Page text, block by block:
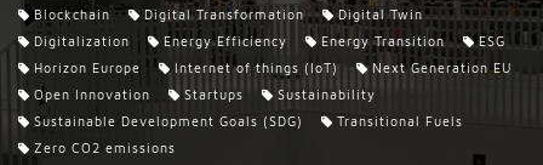
Blockchain
Digital Transformation
Digital Twin
Digitalization
Energy Efficiency Energy Transition
ESG
Horizon Europe
Internet of things (IoT)
Next Generation EU
Open Innovation
Startups
Sustainability
Sustainable Development Goals (SDG)
Transitional Fuels
Zero CO2 emissions